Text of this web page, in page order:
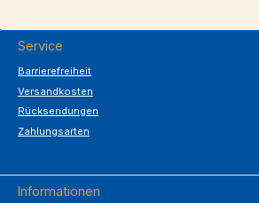
Service
Barrierefreiheit
Versandkosten
Rücksendungen
Zahlungsarten
Informationen